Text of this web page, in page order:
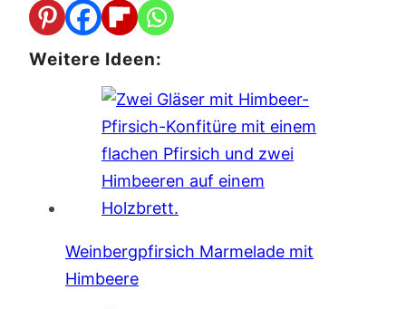
Weitere Ideen:
Weinbergpfirsich Marmelade mit
Himbeere